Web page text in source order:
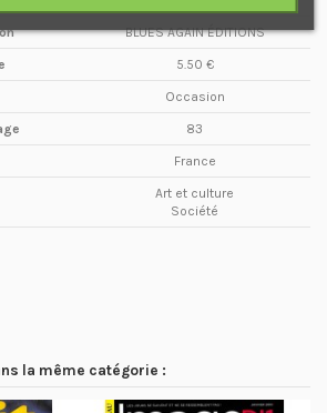
BLUES AGAIN ÉDITIONS
5.50 €
Occasion
83
France
Art et culture
Société
la même catégorie :